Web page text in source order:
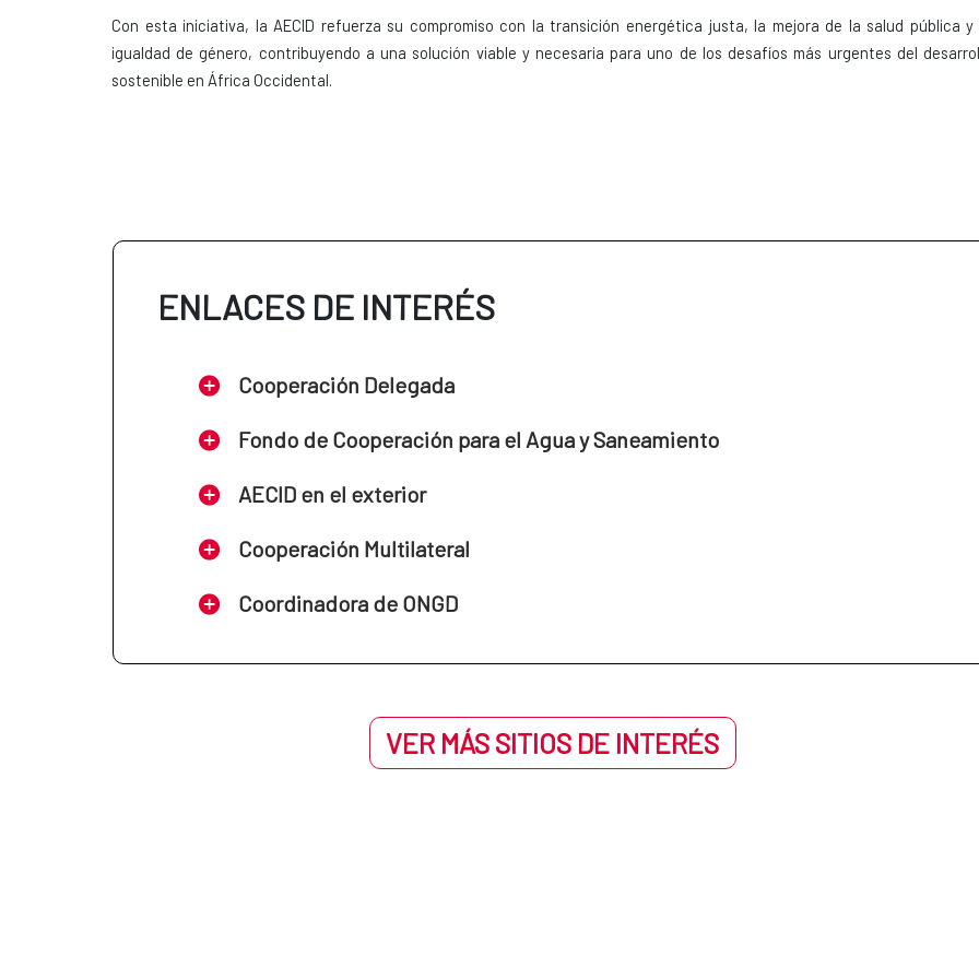
Con esta iniciativa, la AECID refuerza su compromiso con la transición energética justa, la mejora de la salud pública y
igualdad de género, contribuyendo a una solución viable y necesaria para uno de los desafíos más urgentes del
sostenible en África Occidental.
ENLACES DE INTERÉS
Cooperación Delegada
Fondo de Cooperación para el Agua y Saneamiento
AECID en el exterior
Cooperación Multilateral
Coordinadora de ONGD
VER MÁS SITIOS DE INTERÉS